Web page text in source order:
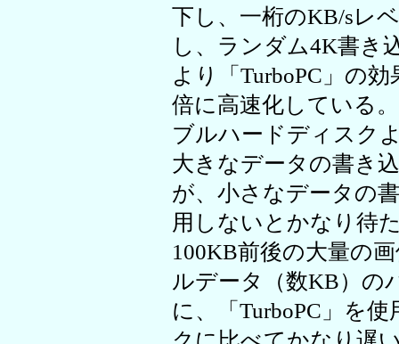
下し、一桁のKB/sレ
し、ランダム4K書き
より「TurboPC」の
倍に高速化している
ブルハードディスク
大きなデータの書き
が、小さなデータの
用しないとかなり待
100KB前後の大量の
ルデータ（数KB）の
に、「TurboPC」を